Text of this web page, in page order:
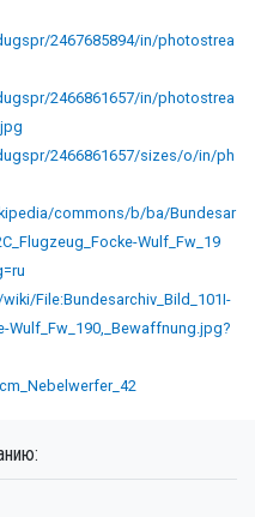
2467685894/in/photostrea
2466861657/in/photostrea
2466861657/sizes/o/in/ph
commons/b/ba/Bundesar
Wulf_Fw_19
File:Bundesarchiv_Bild_101I-
Wulf_Fw_190,_Bewaffnung.jpg?